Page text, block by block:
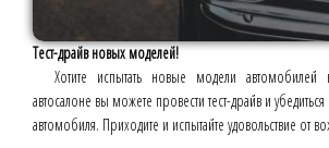
Тест-драйв новых моделей!
Хотите испытать новые модели
автосалоне вы можете провести тест-драйв и
автомобиля. Приходите и испытайте удовольствие от